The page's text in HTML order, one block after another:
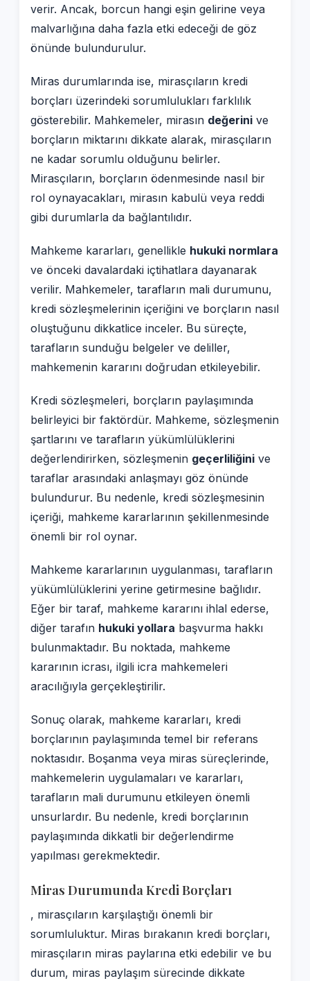
verir. Ancak, borcun hangi eşin gelirine veya
malvarlığına daha fazla etki edeceği de göz
önünde bulundurulur.
Miras durumlarında ise, mirasçıların kredi
borçları üzerindeki sorumlulukları farklılık
gösterebilir. Mahkemeler, mirasın değerini ve
borçların miktarını dikkate alarak, mirasçıların
ne kadar sorumlu olduğunu belirler.
Mirasçıların, borçların ödenmesinde nasıl bir
rol oynayacakları, mirasın kabulü veya reddi
gibi durumlarla da bağlantılıdır.
Mahkeme kararları, genellikle hukuki normlara
ve önceki davalardaki içtihatlara dayanarak
verilir. Mahkemeler, tarafların mali durumunu,
kredi sözleşmelerinin içeriğini ve borçların nasıl
oluştuğunu dikkatlice inceler. Bu süreçte,
tarafların sunduğu belgeler ve deliller,
mahkemenin kararını doğrudan etkileyebilir.
Kredi sözleşmeleri, borçların paylaşımında
belirleyici bir faktördür. Mahkeme, sözleşmenin
şartlarını ve tarafların yükümlülüklerini
değerlendirirken, sözleşmenin geçerliliğini ve
taraflar arasındaki anlaşmayı göz önünde
bulundurur. Bu nedenle, kredi sözleşmesinin
içeriği, mahkeme kararlarının şekillenmesinde
önemli bir rol oynar.
Mahkeme kararlarının uygulanması, tarafların
yükümlülüklerini yerine getirmesine bağlıdır.
Eğer bir taraf, mahkeme kararını ihlal ederse,
diğer tarafın hukuki yollara başvurma hakkı
bulunmaktadır. Bu noktada, mahkeme
kararının icrası, ilgili icra mahkemeleri
aracılığıyla gerçekleştirilir.
Sonuç olarak, mahkeme kararları, kredi
borçlarının paylaşımında temel bir referans
noktasıdır. Boşanma veya miras süreçlerinde,
mahkemelerin uygulamaları ve kararları,
tarafların mali durumunu etkileyen önemli
unsurlardır. Bu nedenle, kredi borçlarının
paylaşımında dikkatli bir değerlendirme
yapılması gerekmektedir.
Miras Durumunda Kredi Borçları
, mirasçıların karşılaştığı önemli bir
sorumluluktur. Miras bırakanın kredi borçları,
mirasçıların miras paylarına etki edebilir ve bu
durum, miras paylaşım sürecinde dikkate